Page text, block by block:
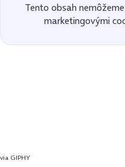
Tento obsah
marketingovými
via GIPHY